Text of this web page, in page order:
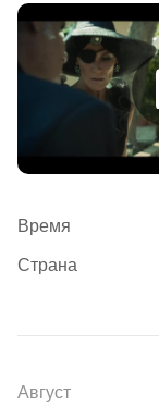
Время
Страна
Август